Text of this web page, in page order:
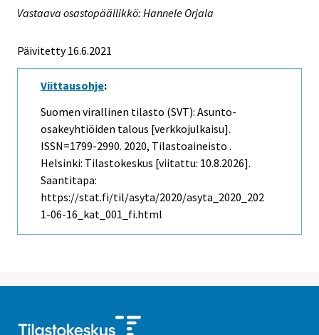
Vastaava osastopäällikkö: Hannele Orjala
Päivitetty 16.6.2021
Viittausohje:
Suomen virallinen tilasto (SVT): Asunto-
osakeyhtiöiden talous [verkkojulkaisu].
ISSN=1799-2990. 2020, Tilastoaineisto .
Helsinki: Tilastokeskus [viitattu: 10.8.2026].
Saantitapa:
https://stat.fi/til/asyta/2020/asyta_2020_202
1-06-16_kat_001_fi.html